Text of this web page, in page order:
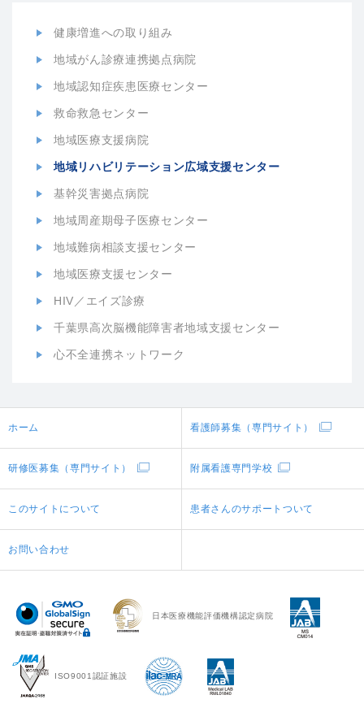
健康増進への取り組み
地域がん診療連携拠点病院
地域認知症疾患医療センター
救命救急センター
地域医療支援病院
地域リハビリテーション広域支援センター
基幹災害拠点病院
地域周産期母子医療センター
地域難病相談支援センター
地域医療支援センター
HIV／エイズ診療
千葉県高次脳機能障害者地域支援センター
心不全連携ネットワーク
ホーム 看護師募集（専門サイト）
研修医募集（専門サイト） 附属看護専門学校
このサイトについて 患者さんのサポートついて
お問い合わせ
日本医療機能評価機構認定病院
ISO9001認証施設